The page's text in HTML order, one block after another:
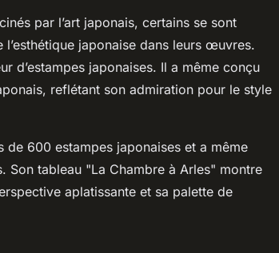
par l’art japonais, certains se sont
japonaise dans leurs œuvres.
d’estampes japonaises. Il a même conçu
reflétant son admiration pour le style
600 estampes japonaises et a même
Son tableau "La Chambre à Arles" montre
aplatissante et sa palette de